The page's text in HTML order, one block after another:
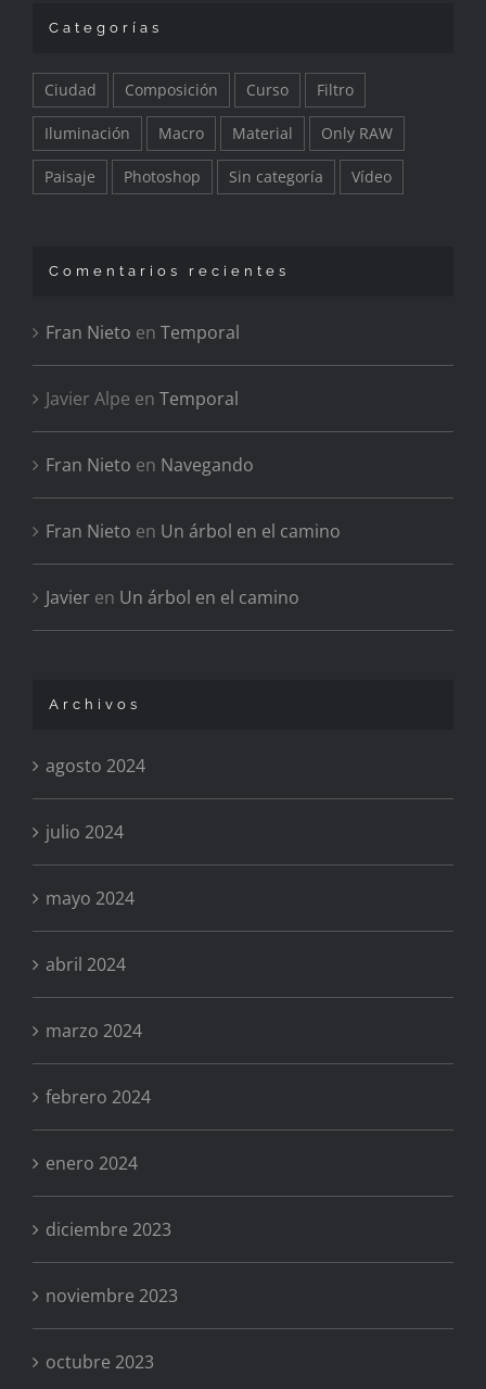
Categorías
Ciudad Composición Curso Filtro
Iluminación Macro Material Only RAW
Paisaje Photoshop Sin categoría Vídeo
Comentarios recientes
Fran Nieto en Temporal
Javier Alpe en Temporal
Fran Nieto en Navegando
Fran Nieto en Un árbol en el camino
Javier en Un árbol en el camino
Archivos
agosto 2024
julio 2024
mayo 2024
abril 2024
marzo 2024
febrero 2024
enero 2024
diciembre 2023
noviembre 2023
octubre 2023